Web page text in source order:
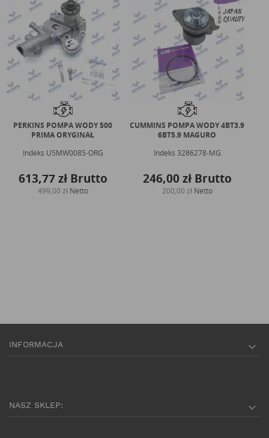
PERKINS POMPA WODY 500
PRIMA ORYGINAŁ
Indeks U5MW0085-ORG
613,77 złBrutto
499,00 zł Netto
CUMMINS POMPA WODY 4BT3.9
6BT5.9 MAGURO
Indeks 3286278-MG
246,00 złBrutto
200,00 zł Netto
INFORMACJA 
NASZ SKLEP: 